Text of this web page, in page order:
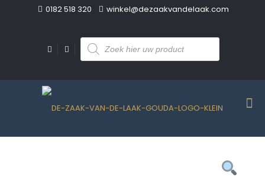
0182 518 320 winkel@dezaakvandelaak.com
Producten
zoeken